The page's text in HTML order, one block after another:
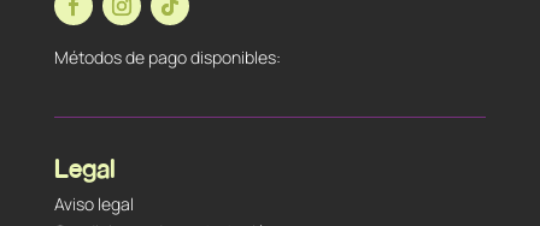
Métodos de pago disponibles:
Legal
Aviso legal